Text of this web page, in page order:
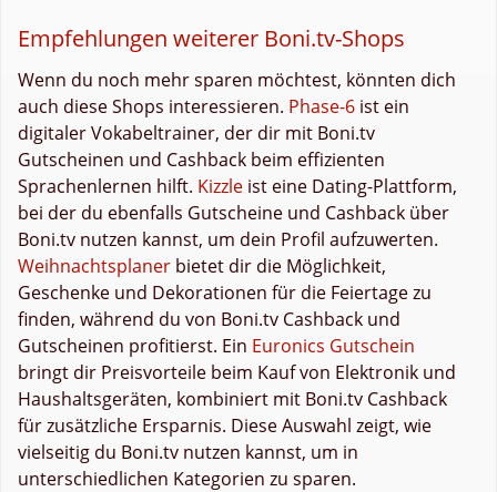
Empfehlungen weiterer Boni.tv-Shops
Wenn du noch mehr sparen möchtest, könnten dich
auch diese Shops interessieren. Phase-6 ist ein
digitaler Vokabeltrainer, der dir mit Boni.tv
Gutscheinen und Cashback beim effizienten
Sprachenlernen hilft. Kizzle ist eine Dating-Plattform,
bei der du ebenfalls Gutscheine und Cashback über
Boni.tv nutzen kannst, um dein Profil aufzuwerten.
Weihnachtsplaner bietet dir die Möglichkeit,
Geschenke und Dekorationen für die Feiertage zu
finden, während du von Boni.tv Cashback und
Gutscheinen profitierst. Ein Euronics Gutschein
bringt dir Preisvorteile beim Kauf von Elektronik und
Haushaltsgeräten, kombiniert mit Boni.tv Cashback
für zusätzliche Ersparnis. Diese Auswahl zeigt, wie
vielseitig du Boni.tv nutzen kannst, um in
unterschiedlichen Kategorien zu sparen.